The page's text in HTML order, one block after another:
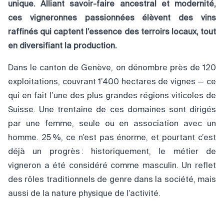
unique. Alliant savoir-faire ancestral et modernité,
ces vigneronnes passionnées élèvent des vins
raffinés qui captent l’essence des terroirs locaux, tout
en diversifiant la production.
Dans le canton de Genève, on dénombre près de 120
exploitations, couvrant 1’400 hectares de vignes — ce
qui en fait l’une des plus grandes régions viticoles de
Suisse. Une trentaine de ces domaines sont dirigés
par une femme, seule ou en association avec un
homme. 25 %, ce n’est pas énorme, et pourtant c’est
déjà un progrès : historiquement, le métier de
vigneron a été considéré comme masculin. Un reflet
des rôles traditionnels de genre dans la société, mais
aussi de la nature physique de l’activité.